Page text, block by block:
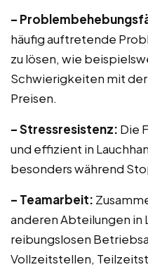
–
häufig auftretende
zu lösen, wie
Schwierigkeiten mit der
Preisen.
– Stressresistenz: Die
und effizient in
besonders während
– Teamarbeit:
anderen Abteilungen in
reibungslosen
Vollzeitstellen,